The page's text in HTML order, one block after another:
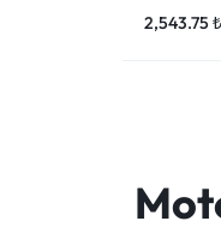
2,543.75 ₺